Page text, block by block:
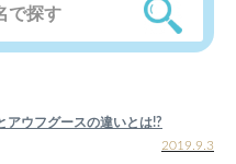
アウフグースの違いとは!?
2019.9.3